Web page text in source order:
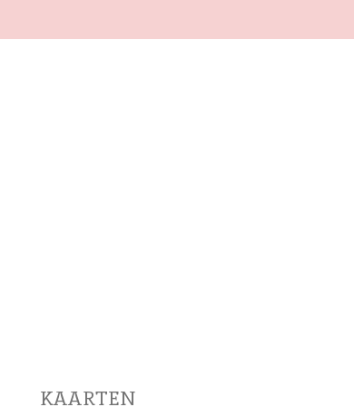
KAARTEN